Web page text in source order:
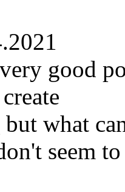
good
what
seem